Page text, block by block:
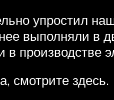
упростил
выполняли в
в производстве
смотрите здесь.